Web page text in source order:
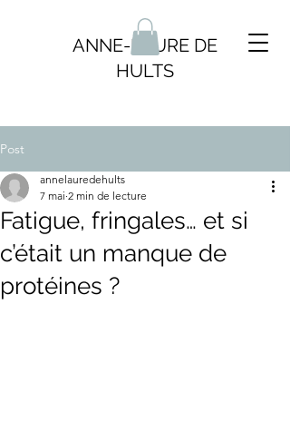
ANNE-LAURE DE
HULTS
Post
Fatigue, fringales… et si
c’était un manque de
protéines ?
annelauredehults
7 mai 2 min de lecture